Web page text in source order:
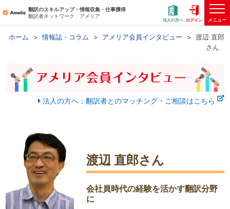
翻訳のスキルアップ・情報収集・仕事獲得
翻訳者ネットワーク アメリア
法人の方へ ログイン メニュー
ホーム 情報誌・コラム アメリア会員インタビュー
渡辺 直郎
さん
法人の方へ：翻訳者とのマッチング・ご相談はこちら
渡辺 直郎さん
会社員時代の経験を活かす翻訳分野
に